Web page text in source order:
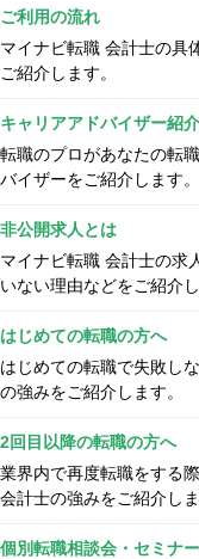
ご利用の流れ
マイナビ転職 会計士の具
ご紹介します。
キャリアアドバイザー紹介
転職のプロがあなたの転
バイザーをご紹介します。
非公開求人とは
マイナビ転職 会計士の求
いない理由などをご紹介し
はじめての転職の方へ
はじめての転職で失敗し
の強みをご紹介します。
2回目以降の転職の方へ
業界内で再度転職をする
会計士の強みをご紹介しま
個別転職相談会・セミナー